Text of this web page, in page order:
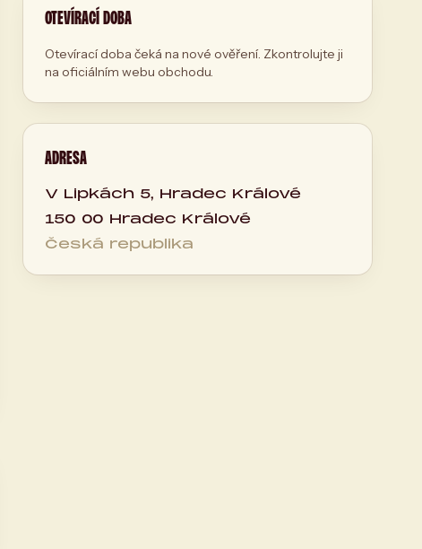
OTEVÍRACÍ DOBA
Otevírací doba čeká na nové ověření. Zkontrolujte ji
na oficiálním webu obchodu.
ADRESA
V Lipkách 5, Hradec Králové
150 00 Hradec Králové
Česká republika